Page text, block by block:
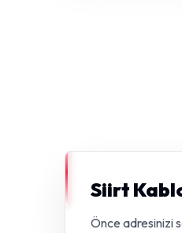
Siirt
Önce adresinizi